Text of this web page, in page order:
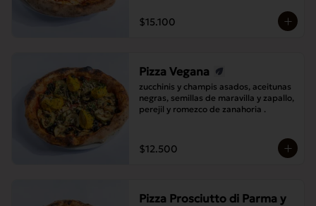
$15.100
Pizza Vegana
zucchinis y champis asados, aceitunas
negras, semillas de maravilla y zapallo,
perejil y romezco de zanahoria .
$12.500
Pizza Prosciutto di Parma y